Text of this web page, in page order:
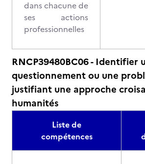
dans chacune de
ses actions
professionnelles
RNCP39480BC06 - Identifier
questionnement ou une
justifiant une approche
humanités
Liste de
compétences